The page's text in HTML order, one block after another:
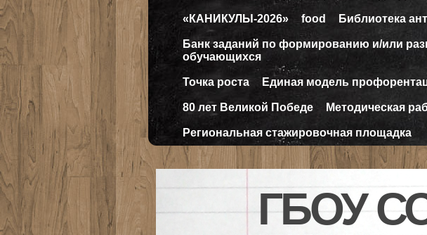
«КАНИКУЛЫ-2026» food Библиотека
Банк заданий по формированию и/или
обучающихся
Точка роста Единая модель
80 лет Великой Победе Методическая
Региональная стажировочная площадка
ГБОУ